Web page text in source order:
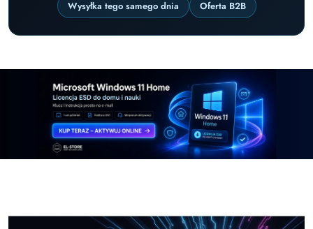
Wysyłka tego samego dnia
Oferta B2B
Pomiń karuzelę promocyjną